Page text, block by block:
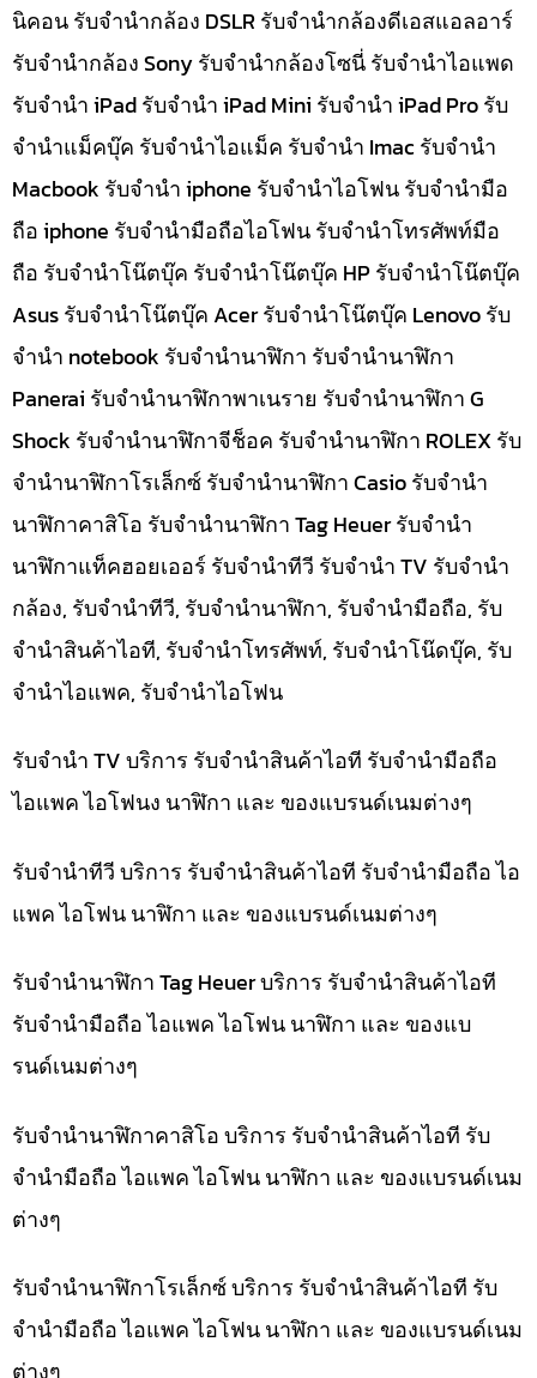
นิคอน รับจำนำกล้อง DSLR รับจำนำกล้องดีเอสแอลอาร์
รับจำนำกล้อง Sony รับจำนำกล้องโซนี่ รับจำนำไอแพด
รับจำนำ iPad รับจำนำ iPad Mini รับจำนำ iPad Pro รับ
จำนำแม็คบุ๊ค รับจำนำไอแม็ค รับจำนำ Imac รับจำนำ
Macbook รับจำนำ iphone รับจำนำไอโฟน รับจำนำมือ
ถือ iphone รับจำนำมือถือไอโฟน รับจำนำโทรศัพท์มือ
ถือ รับจำนำโน๊ตบุ๊ค รับจำนำโน๊ตบุ๊ค HP รับจำนำโน๊ตบุ๊ค
Asus รับจำนำโน๊ตบุ๊ค Acer รับจำนำโน๊ตบุ๊ค Lenovo รับ
จำนำ notebook รับจำนำนาฬิกา รับจำนำนาฬิกา
Panerai รับจำนำนาฬิกาพาเนราย รับจำนำนาฬิกา G
Shock รับจำนำนาฬิกาจีช็อค รับจำนำนาฬิกา ROLEX รับ
จำนำนาฬิกาโรเล็กซ์ รับจำนำนาฬิกา Casio รับจำนำ
นาฬิกาคาสิโอ รับจำนำนาฬิกา Tag Heuer รับจำนำ
นาฬิกาแท็คฮอยเออร์ รับจำนำทีวี รับจำนำ TV รับจำนำ
กล้อง, รับจำนำทีวี, รับจำนำนาฬิกา, รับจำนำมือถือ, รับ
จำนำสินค้าไอที, รับจำนำโทรศัพท์, รับจำนำโน๊ดบุ๊ค, รับ
จำนำไอแพค, รับจำนำไอโฟน
รับจำนำ TV บริการ รับจำนำสินค้าไอที รับจำนำมือถือ
ไอแพค ไอโฟนง นาฬิกา และ ของแบรนด์เนมต่างๆ
รับจำนำทีวี บริการ รับจำนำสินค้าไอที รับจำนำมือถือ ไอ
แพค ไอโฟน นาฬิกา และ ของแบรนด์เนมต่างๆ
รับจำนำนาฬิกา Tag Heuer บริการ รับจำนำสินค้าไอที
รับจำนำมือถือ ไอแพค ไอโฟน นาฬิกา และ ของแบ
รนด์เนมต่างๆ
รับจำนำนาฬิกาคาสิโอ บริการ รับจำนำสินค้าไอที รับ
จำนำมือถือ ไอแพค ไอโฟน นาฬิกา และ ของแบรนด์เนม
ต่างๆ
รับจำนำนาฬิกาโรเล็กซ์ บริการ รับจำนำสินค้าไอที รับ
จำนำมือถือ ไอแพค ไอโฟน นาฬิกา และ ของแบรนด์เนม